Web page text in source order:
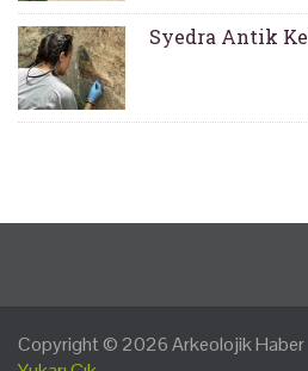
Syedra Antik
Copyright © 2026Arkeolojik Haber